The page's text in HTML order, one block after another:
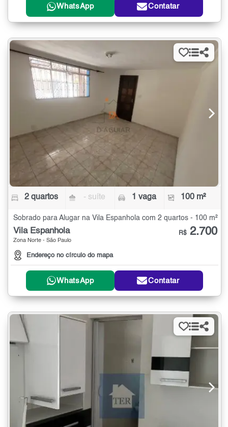
WhatsApp Contatar
2 quartos - suíte 1 vaga 100 m²
Sobrado para Alugar na Vila Espanhola com 2 quartos - 100 m²
Vila Espanhola
Zona Norte - São Paulo
Endereço no círculo do mapa
R$ 2.700
WhatsApp Contatar